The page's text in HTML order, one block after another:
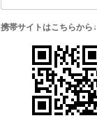
携帯サイトはこちらから↓